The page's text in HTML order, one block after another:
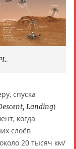
.
спуска
Landing)
когда
слоёв
20 тысяч км/